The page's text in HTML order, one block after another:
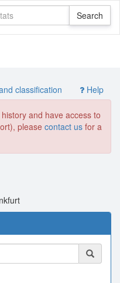
classification Help
and have access to
please contact us for a